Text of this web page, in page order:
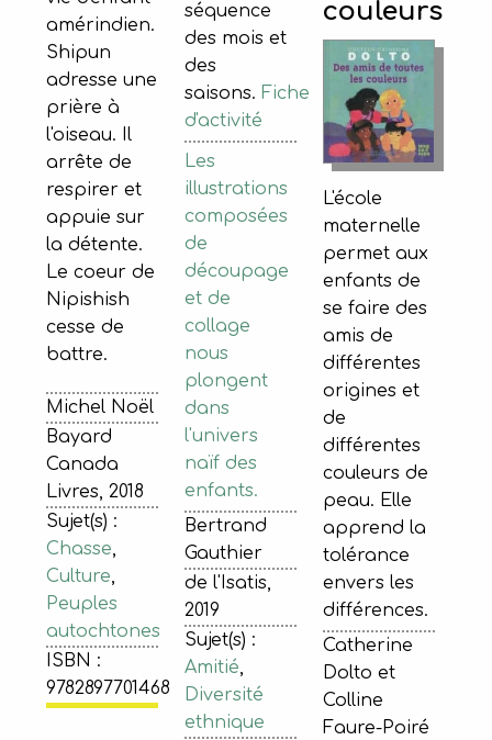
amérindien.
Shipun
adresse une
prière à
l'oiseau. Il
arrête de
respirer et
appuie sur
la détente.
Le coeur de
Nipishish
cesse de
battre.
Michel Noël
Bayard
Canada
Livres, 2018
Sujet(s) :
Chasse,
Culture,
Peuples
autochtones
ISBN :
9782897701468
séquence
des mois et
des
saisons. Fiche
d'activité
Les
illustrations
composées
de
découpage
et de
collage
nous
plongent
dans
l'univers
naïf des
enfants.
Bertrand
Gauthier
de l'Isatis,
2019
Sujet(s) :
Amitié,
Diversité
ethnique
couleurs
L'école
maternelle
permet aux
enfants de
se faire des
amis de
différentes
origines et
de
différentes
couleurs de
peau. Elle
apprend la
tolérance
envers les
différences.
Catherine
Dolto et
Colline
Faure-Poiré